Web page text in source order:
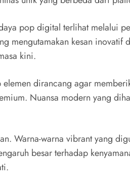
pop digital terlihat melalui
mengutamakan kesan inovatif
kini.
dirancang agar
Nuansa modern yang
Warna-warna vibrant yang
besar terhadap